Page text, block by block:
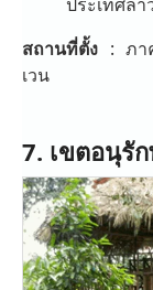
ประเทศลา
สถานที่ตั้ง : ภา
เวน
7. เขตอนุรั